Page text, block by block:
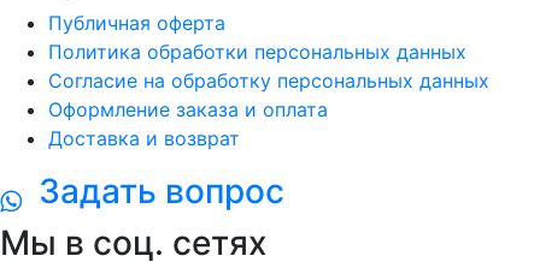
Публичная оферта
Политика обработки персональных данных
Согласие на обработку персональных данных
Оформление заказа и оплата
Доставка и возврат
Задать вопрос
Мы в соц. сетях